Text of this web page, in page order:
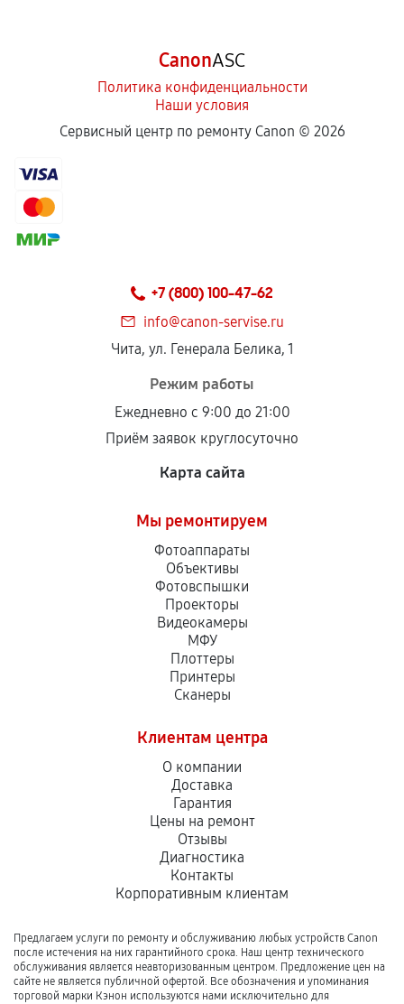
CanonASC
Политика конфиденциальности
Наши условия
Сервисный центр по ремонту Canon © 2026
+7 (800) 100-47-62
info@canon-servise.ru
Чита, ул. Генерала Белика, 1
Режим работы
Ежедневно с 9:00 до 21:00
Приём заявок круглосуточно
Карта сайта
Мы ремонтируем
Фотоаппараты
Объективы
Фотовспышки
Проекторы
Видеокамеры
МФУ
Плоттеры
Принтеры
Сканеры
Клиентам центра
О компании
Доставка
Гарантия
Цены на ремонт
Отзывы
Диагностика
Контакты
Корпоративным клиентам
Предлагаем услуги по ремонту и обслуживанию любых устройств Canon
после истечения на них гарантийного срока. Наш центр технического
обслуживания является неавторизованным центром. Предложение цен на
сайте не является публичной офертой. Все обозначения и упоминания
торговой марки Кэнон используются нами исключительно для